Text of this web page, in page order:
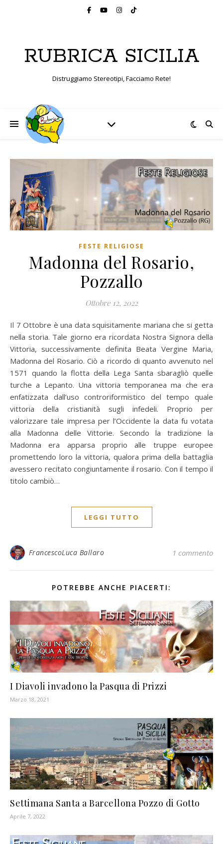
RUBRICA SICILIA
Distruggiamo Stereotipi, Facciamo Rete!
FESTE RELIGIOSE
Madonna del Rosario,
Pozzallo
Ottobre 12, 2022
Il 7 Ottobre è una data squisitamente mariana che si getta
nella storia. Tale giorno era ricordata Nostra Signora della
Vittoria, successivamente definita Beata Vergine Maria,
Madonna del Rosario. Ciò a ricordo di quanto avvenuto nel
1571 quando la flotta della Lega Santa sbaragliò quelle
turche a Lepanto. Una vittoria temporanea ma che era
enfatizzata dall’uso controriformistico del tempo quale
vittoria della cristianità sugli infedeli. Proprio per
valorizzare tale impresa per l’Occidente la data fu votata
alla Madonna delle Vittorie. Secondo la tradizione la
Madonna era apparsa proprio alle truppe europee
promettendo loro la vittoria, qualora prima della battaglia
avessero recitato congiuntamente il rosario. Con il tempo il
titolo cambiò…
LEGGI TUTTO
FrancescoLuca Ballaro 1 commento
POTREBBE ANCHE PIACERTI:
I Diavoli invadono la Pasqua di Prizzi
Marzo 18, 2021
Settimana Santa a Barcellona Pozzo di Gotto
Aprile 7, 2022